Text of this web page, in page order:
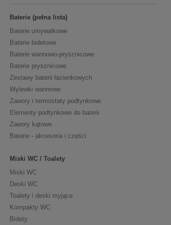
Baterie (pełna lista)
Baterie umywalkowe
Baterie bidetowe
Baterie wannowo-prysznicowe
Baterie prysznicowe
Zestawy baterii łazienkowych
Wylewki wannowe
Zawory i termostaty podtynkowe
Elementy podtynkowe do baterii
Zawory kątowe
Baterie - akcesoria i części
Miski WC / Toalety
Miski WC
Deski WC
Toalety i deski myjące
Kompakty WC
Bidety